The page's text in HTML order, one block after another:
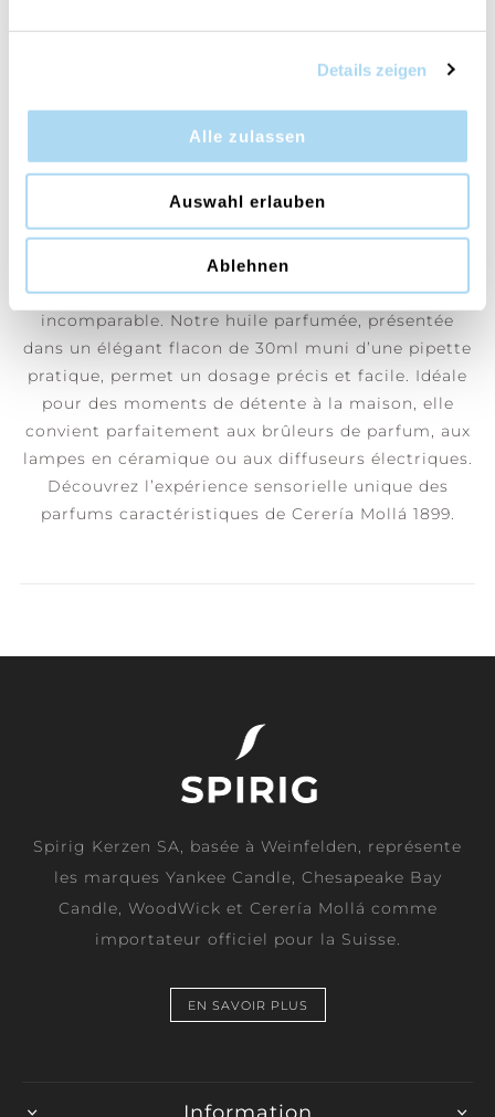
Details zeigen
Alle zulassen
Auswahl erlauben
Ablehnen
Chez Cerería Mollá 1899, nous préservons un savoir-
faire artisanal traditionnel et utilisons des
méthodes éprouvées afin de garantir une qualité
incomparable. Notre huile parfumée, présentée
dans un élégant flacon de 30ml muni d’une pipette
pratique, permet un dosage précis et facile. Idéale
pour des moments de détente à la maison, elle
convient parfaitement aux brûleurs de parfum, aux
lampes en céramique ou aux diffuseurs électriques.
Découvrez l’expérience sensorielle unique des
parfums caractéristiques de Cerería Mollá 1899.
Spirig Kerzen SA, basée à Weinfelden, représente
les marques Yankee Candle, Chesapeake Bay
Candle, WoodWick et Cerería Mollá comme
importateur officiel pour la Suisse.
EN SAVOIR PLUS